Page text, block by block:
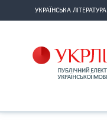
УКРАЇНСЬКА ЛІТЕРАТУРА